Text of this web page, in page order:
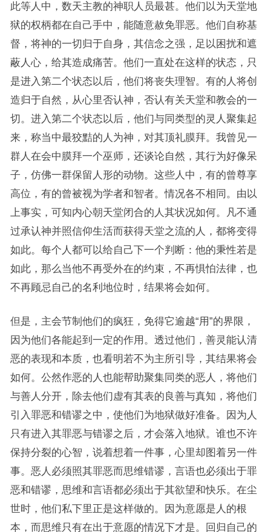
此等人中，数天主教的神职人员最甚。他们以为天堂地
狱的权柄都在自己手中，能随意赦免罪恶。他们自称基
督，将神的一切归于自身，其信念之强，足以困扰和遮
蔽人心，给其造成痛苦。他们一直处在这样的状态，只
是进入第二个状态以后，他们将丧失理智。有的人将创
造归于自然，从心里否认神，否认有关天堂和教会的一
切。进入第二个状态以后，他们与同类型的灵人聚集起
来，称当中最狡黠的人为神，对其顶礼膜拜。我曾见一
群人在会中膜拜一个巫师，还谈论自然，其行为好像呆
子，仿佛一群保留人形的动物。这些人中，有的曾尊享
高位，有的曾被视为学者和智者。情况各不相同。由以
上事实，可知内心朝天堂闭合的人其状况如何。凡不通
过承认神并照信仰生活而获得天堂之流的人，都将变得
如此。每个人都可以给自己下一个判断：他的秉性若是
如此，那么当他不再受外在的约束，不再惧怕法律，也
不再顾忌自己的名利地位时，结果将会如何。
但是，主会节制他们的疯狂，免得它逾越“用”的界限，
因为他们各能起到一定的作用。透过他们，善灵能认清
恶的表现和本质，也看明若不为主所引导，其结果将会
如何。公然作恶的人也能帮助聚集同类的恶人，将他们
与善人分开，除去他们虚有其表的良善与真知，将他们
引入罪恶和错谬之中，使他们为地狱做好准备。因为人
只有进入其罪恶与错谬之后，才会落入地狱。谁也不许
保持分裂的心智，说着想着一件事，心里却图着另一件
事。恶人必须照其罪恶而思维错谬，言语也必须出于罪
恶和错谬，思维和言语都必须出于其欲望和快乐。在尘
世时，他们私下里正是这样做的。因为意愿是人的根
本，而思维只有在出于意愿的情况下才是。回归自己的